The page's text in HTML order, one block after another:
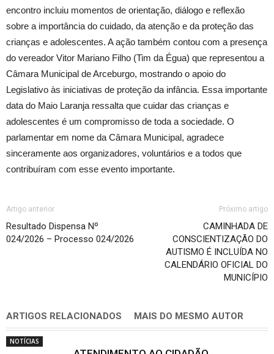
encontro incluiu momentos de orientação, diálogo e reflexão
sobre a importância do cuidado, da atenção e da proteção das
crianças e adolescentes. A ação também contou com a presença
do vereador Vitor Mariano Filho (Tim da Égua) que representou a
Câmara Municipal de Arceburgo, mostrando o apoio do
Legislativo às iniciativas de proteção da infância. Essa importante
data do Maio Laranja ressalta que cuidar das crianças e
adolescentes é um compromisso de toda a sociedade. O
parlamentar em nome da Câmara Municipal, agradece
sinceramente aos organizadores, voluntários e a todos que
contribuíram com esse evento importante.
Artigo anterior
Resultado Dispensa Nº
024/2026 – Processo 024/2026
Próximo artigo
CAMINHADA DE
CONSCIENTIZAÇÃO DO
AUTISMO É INCLUÍDA NO
CALENDÁRIO OFICIAL DO
MUNICÍPIO
ARTIGOS RELACIONADOS MAIS DO MESMO AUTOR
NOTÍCIAS